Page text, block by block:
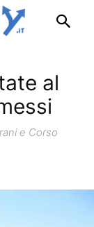
al
e Corso